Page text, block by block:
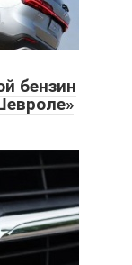
бензин